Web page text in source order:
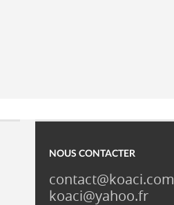
NOUS CONTACTER
contact@koaci.com
koaci@yahoo.fr